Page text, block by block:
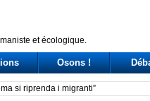
et écologique.
Osons !
per la leadership (ma il